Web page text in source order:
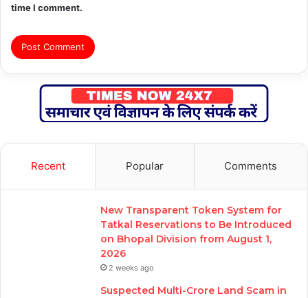
time I comment.
Recent Popular Comments
New Transparent Token System for
Tatkal Reservations to Be Introduced
on Bhopal Division from August 1,
2026
2 weeks ago
Suspected Multi-Crore Land Scam in